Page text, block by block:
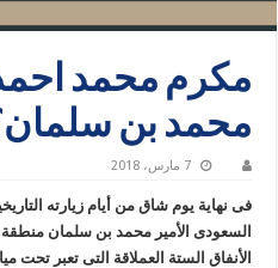
مكرم محمد
محمد بن
7 مارس، 2018
فى نهاية يوم شاق من أيام زيارته
السعودى الأمير محمد بن سلمان
الأنفاق الستة العملاقة التى تعبر تحت